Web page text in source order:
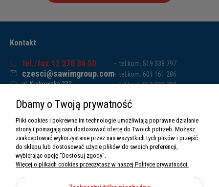
Kontakt
tel./fax 12 270 36 50
czesci@sawimgroup.com
ul. Krakowska 332,
Sawim Group Mariusz Zdyb sp. k.
NIP: 5130284470
REGON: 5246591010
tel.kom. 519 338 797
tel.kom. 601 161 286
tel.kom. 519 338 793
O nas
Dbamy o Twoją prywatność
Pliki cookies i pokrewne im technologie umożliwiają poprawne działanie
strony i pomagają nam dostosować ofertę do Twoich potrzeb. Możesz
zaakceptować wykorzystanie przez nas wszystkich tych plików i przejść
do sklepu lub dostosować użycie plików do swoich preferencji,
wybierając opcję "Dostosuj zgody".
Więcej o plikach cookies przeczytasz w naszej Polityce prywatności.